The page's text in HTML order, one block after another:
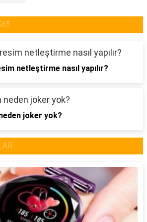
netleştirme nasıl yapılır?
joker yok?